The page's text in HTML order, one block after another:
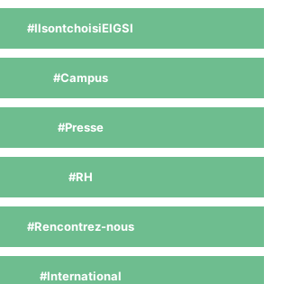
#IlsontchoisiEIGSI
#Campus
#Presse
#RH
#Rencontrez-nous
#International